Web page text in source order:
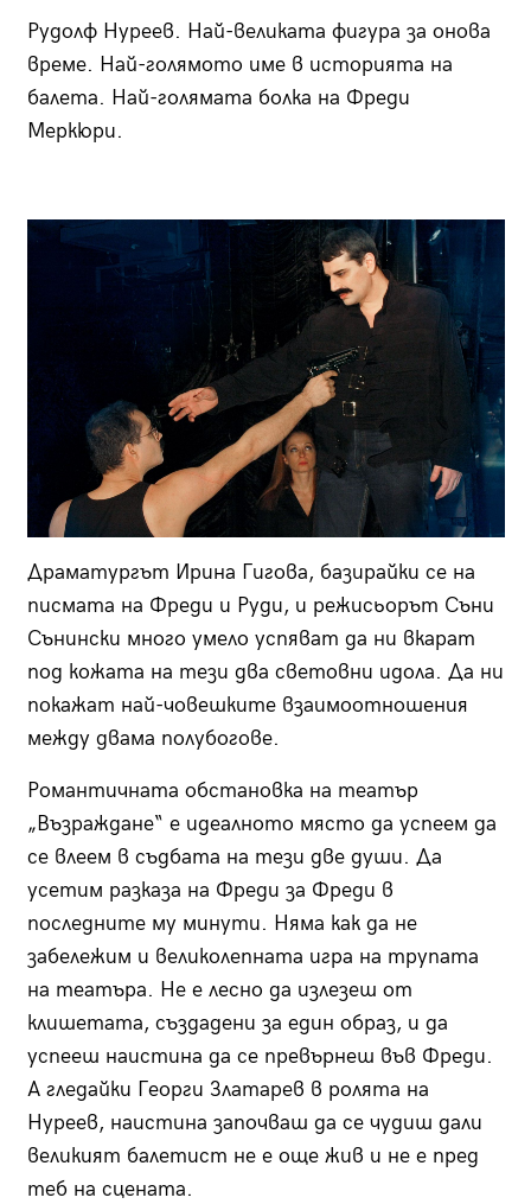
Рудолф Нуреев. Най-великата фигура за онова
време. Най-голямото име в историята на
балета. Най-голямата болка на Фреди
Меркюри.
Драматургът Ирина Гигова, базирайки се на
писмата на Фреди и Руди, и режисьорът Съни
Сънински много умело успяват да ни вкарат
под кожата на тези два световни идола. Да ни
покажат най-човешките взаимоотношения
между двама полубогове.
Романтичната обстановка на театър
„Възраждане“ е идеалното място да успеем да
се влеем в съдбата на тези две души. Да
усетим разказа на Фреди за Фреди в
последните му минути. Няма как да не
забележим и великолепната игра на трупата
на театъра. Не е лесно да излезеш от
клишетата, създадени за един образ, и да
успееш наистина да се превърнеш във Фреди.
А гледайки Георги Златарев в ролята на
Нуреев, наистина започваш да се чудиш дали
великият балетист не е още жив и не е пред
теб на сцената.